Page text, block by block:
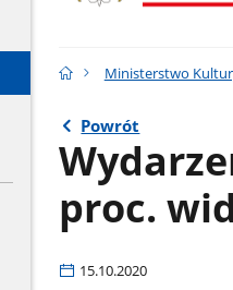
Ministerstwo
Powrót
proc.
15.10.2020